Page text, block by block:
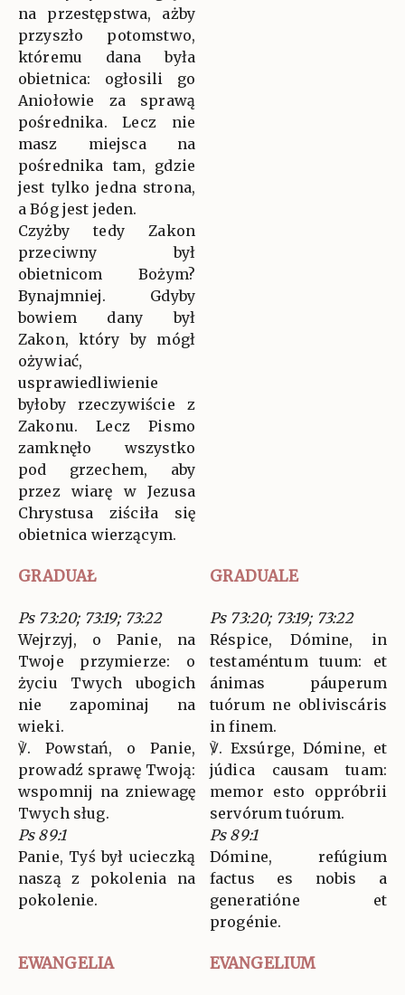
na przestępstwa, ażby
przyszło potomstwo,
któremu dana była
obietnica: ogłosili go
Aniołowie za sprawą
pośrednika. Lecz nie
masz miejsca na
pośrednika tam, gdzie
jest tylko jedna strona,
a Bóg jest jeden.
Czyżby tedy Zakon
przeciwny był
obietnicom Bożym?
Bynajmniej. Gdyby
bowiem dany był
Zakon, który by mógł
ożywiać,
usprawiedliwienie
byłoby rzeczywiście z
Zakonu. Lecz Pismo
zamknęło wszystko
pod grzechem, aby
przez wiarę w Jezusa
Chrystusa ziściła się
obietnica wierzącym.
GRADUAŁ GRADUALE
Ps 73:20; 73:19; 73:22
Wejrzyj, o Panie, na
Twoje przymierze: o
życiu Twych ubogich
nie zapominaj na
wieki.
℣. Powstań, o Panie,
prowadź sprawę Twoją:
wspomnij na zniewagę
Twych sług.
Ps 89:1
Panie, Tyś był ucieczką
naszą z pokolenia na
pokolenie.
Ps 73:20; 73:19; 73:22
Réspice, Dómine, in
testaméntum tuum: et
ánimas páuperum
tuórum ne obliviscáris
in finem.
℣. Exsúrge, Dómine, et
júdica causam tuam:
memor esto oppróbrii
servórum tuórum.
Ps 89:1
Dómine, refúgium
factus es nobis a
generatióne et
progénie.
EWANGELIA EVANGELIUM